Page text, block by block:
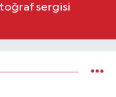
sergisi